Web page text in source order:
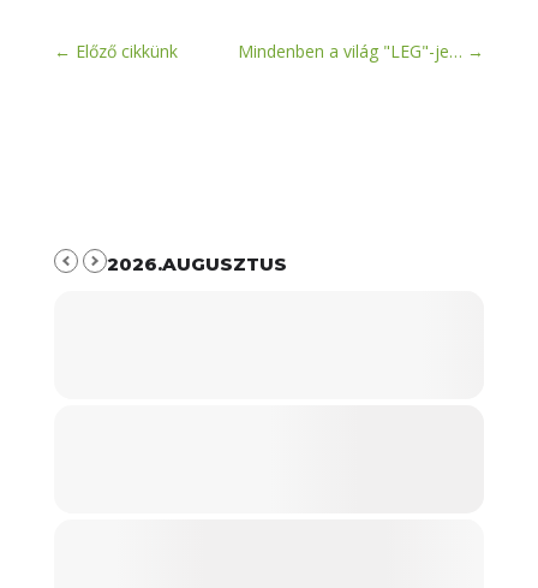
← Előző cikkünk Mindenben a világ "LEG"-je… →
2026.AUGUSZTUS